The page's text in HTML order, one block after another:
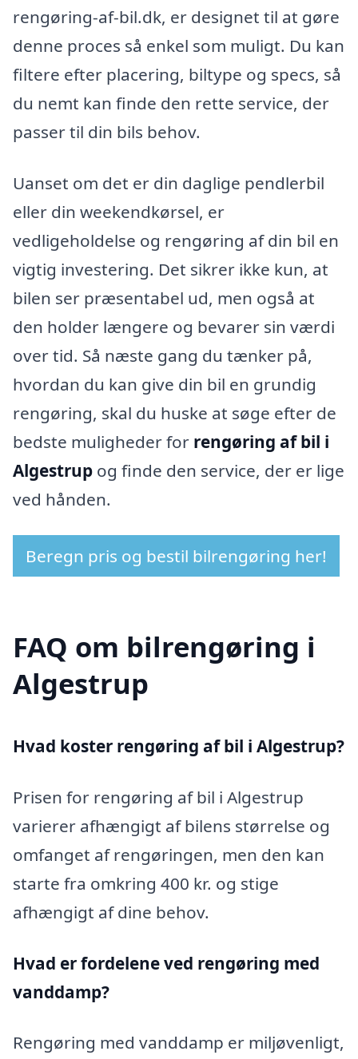
rengøring-af-bil.dk, er designet til at gøre
denne proces så enkel som muligt. Du kan
filtere efter placering, biltype og specs, så
du nemt kan finde den rette service, der
passer til din bils behov.
Uanset om det er din daglige pendlerbil
eller din weekendkørsel, er
vedligeholdelse og rengøring af din bil en
vigtig investering. Det sikrer ikke kun, at
bilen ser præsentabel ud, men også at
den holder længere og bevarer sin værdi
over tid. Så næste gang du tænker på,
hvordan du kan give din bil en grundig
rengøring, skal du huske at søge efter de
bedste muligheder for rengøring af bil i
Algestrup og finde den service, der er lige
ved hånden.
Beregn pris og bestil bilrengøring her!
FAQ om bilrengøring i
Algestrup
Hvad koster rengøring af bil i Algestrup?
Prisen for rengøring af bil i Algestrup
varierer afhængigt af bilens størrelse og
omfanget af rengøringen, men den kan
starte fra omkring 400 kr. og stige
afhængigt af dine behov.
Hvad er fordelene ved rengøring med
vanddamp?
Rengøring med vanddamp er miljøvenligt,